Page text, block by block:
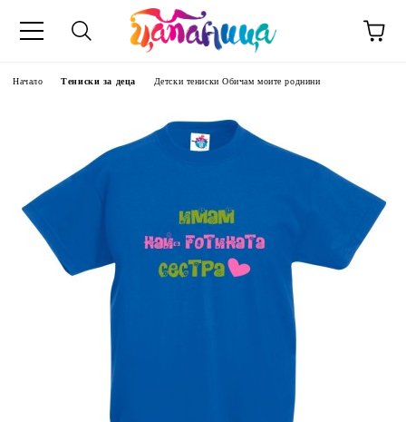
Начало Тениски за деца Детски тениски Обичам моите роднини